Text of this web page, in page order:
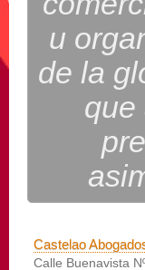
u
de la
que
Castelao
Calle Buenavista